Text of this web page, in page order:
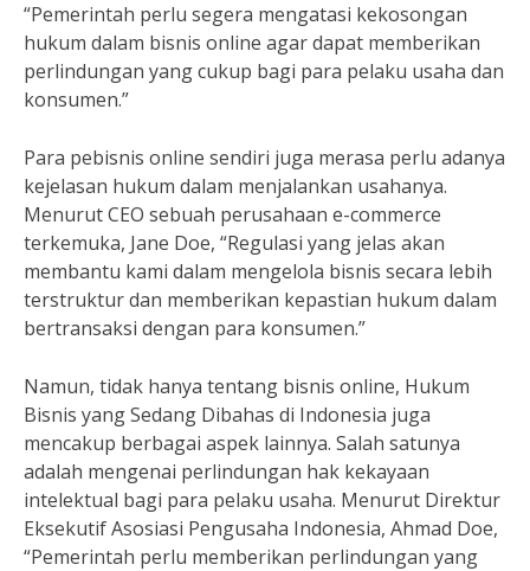
“Pemerintah perlu segera mengatasi kekosongan
hukum dalam bisnis online agar dapat memberikan
perlindungan yang cukup bagi para pelaku usaha dan
konsumen.”
Para pebisnis online sendiri juga merasa perlu adanya
kejelasan hukum dalam menjalankan usahanya.
Menurut CEO sebuah perusahaan e-commerce
terkemuka, Jane Doe, “Regulasi yang jelas akan
membantu kami dalam mengelola bisnis secara lebih
terstruktur dan memberikan kepastian hukum dalam
bertransaksi dengan para konsumen.”
Namun, tidak hanya tentang bisnis online, Hukum
Bisnis yang Sedang Dibahas di Indonesia juga
mencakup berbagai aspek lainnya. Salah satunya
adalah mengenai perlindungan hak kekayaan
intelektual bagi para pelaku usaha. Menurut Direktur
Eksekutif Asosiasi Pengusaha Indonesia, Ahmad Doe,
“Pemerintah perlu memberikan perlindungan yang